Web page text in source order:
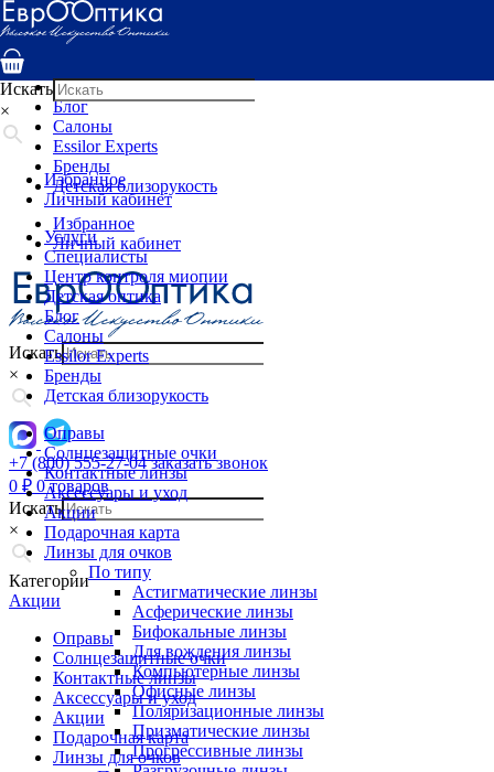
Услуги
Специалисты
Детская оптика
Блог
Салоны
Essilor Experts
Бренды
Детская близорукость
Избранное
Личный кабинет
Искать
×
+7 (800) 555-27-04 заказать звонок
0 ₽ 0 товаров
Искать
×
Категории
Акции
Оправы
Солнцезащитные очки
Контактные линзы
Аксессуары и уход
Акции
Подарочная карта
Линзы для очков
Искать
×
Избранное
Личный кабинет
Услуги
Специалисты
Центр контроля миопии
Детская оптика
Блог
Салоны
Essilor Experts
Бренды
Детская близорукость
Оправы
Солнцезащитные очки
Контактные линзы
Аксессуары и уход
Акции
Подарочная карта
Линзы для очков
По типу
Астигматические линзы
Асферические линзы
Бифокальные линзы
Для вождения линзы
Компьютерные линзы
Офисные линзы
Поляризационные линзы
Призматические линзы
Прогрессивные линзы